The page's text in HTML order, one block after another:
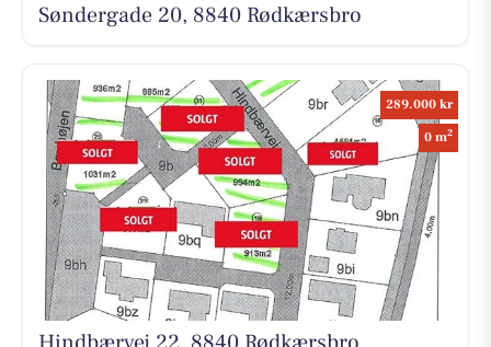
Søndergade 20, 8840 Rødkærsbro
289.000 kr
0 m2